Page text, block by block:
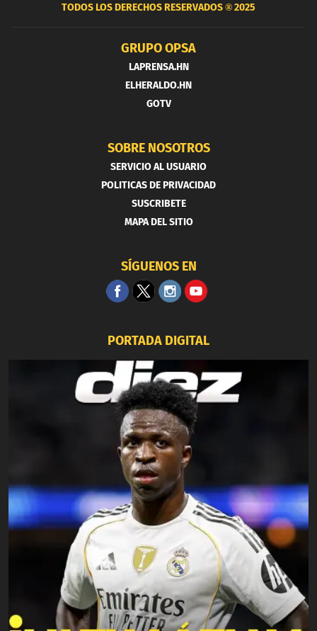
TODOS LOS DERECHOS RESERVADOS ®2025
GRUPO OPSA
LAPRENSA.HN
ELHERALDO.HN
GOTV
SOBRE NOSOTROS
SERVICIO AL USUARIO
POLITICAS DE PRIVACIDAD
SUSCRIBETE
MAPA DEL SITIO
SÍGUENOS EN
PORTADA DIGITAL